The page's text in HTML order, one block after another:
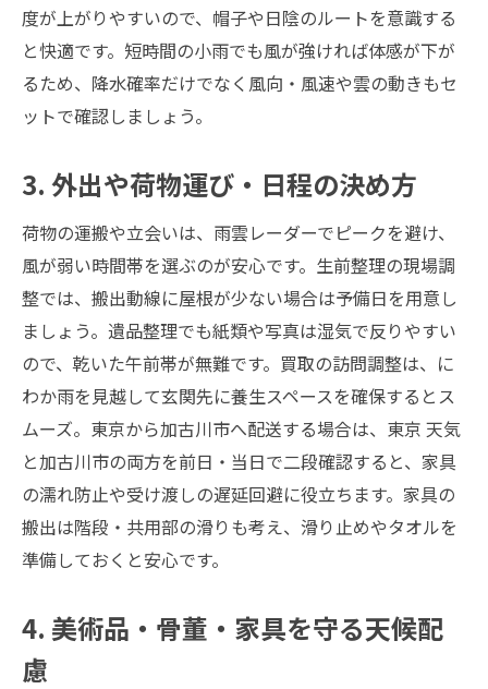
度が上がりやすいので、帽子や日陰のルートを意識する
と快適です。短時間の小雨でも風が強ければ体感が下が
るため、降水確率だけでなく風向・風速や雲の動きもセ
ットで確認しましょう。
3. 外出や荷物運び・日程の決め方
荷物の運搬や立会いは、雨雲レーダーでピークを避け、
風が弱い時間帯を選ぶのが安心です。生前整理の現場調
整では、搬出動線に屋根が少ない場合は予備日を用意し
ましょう。遺品整理でも紙類や写真は湿気で反りやすい
ので、乾いた午前帯が無難です。買取の訪問調整は、に
わか雨を見越して玄関先に養生スペースを確保するとス
ムーズ。東京から加古川市へ配送する場合は、東京 天気
と加古川市の両方を前日・当日で二段確認すると、家具
の濡れ防止や受け渡しの遅延回避に役立ちます。家具の
搬出は階段・共用部の滑りも考え、滑り止めやタオルを
準備しておくと安心です。
4. 美術品・骨董・家具を守る天候配
慮